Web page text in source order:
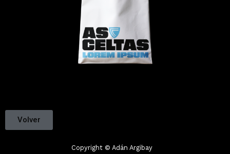
Volver
Copyright © Adán Argibay